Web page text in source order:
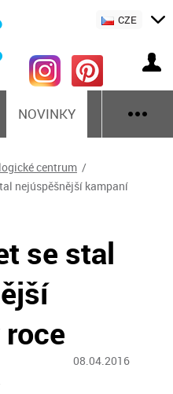
NOVINKY
CZE
centrum /
nejúspěšnější kampaní
se stal
08.04.2016